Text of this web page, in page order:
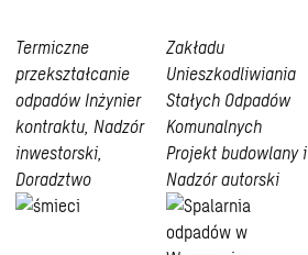
Termiczne
przekształcanie
odpadów Inżynier
kontraktu, Nadzór
inwestorski,
Doradztwo
Zakładu
Unieszkodliwiania
Stałych Odpadów
Komunalnych
Projekt budowlany i
Nadzór autorski